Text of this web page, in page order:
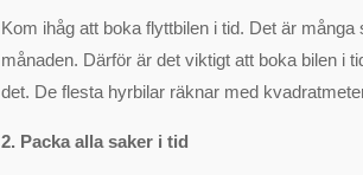
Kom ihåg att boka flyttbilen i tid. Det är
månaden. Därför är det viktigt att boka bilen i
det. De flesta hyrbilar räknar med
2. Packa alla saker i tid